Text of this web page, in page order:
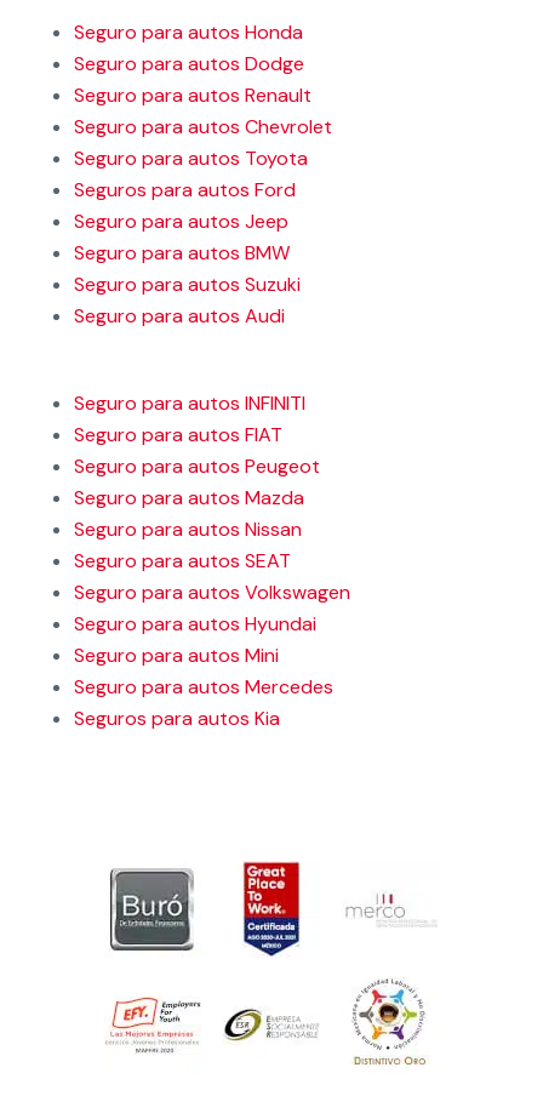
Seguro para autos Honda
Seguro para autos Dodge
Seguro para autos Renault
Seguro para autos Chevrolet
Seguro para autos Toyota
Seguros para autos Ford
Seguro para autos Jeep
Seguro para autos BMW
Seguro para autos Suzuki
Seguro para autos Audi
Seguro para autos INFINITI
Seguro para autos FIAT
Seguro para autos Peugeot
Seguro para autos Mazda
Seguro para autos Nissan
Seguro para autos SEAT
Seguro para autos Volkswagen
Seguro para autos Hyundai
Seguro para autos Mini
Seguro para autos Mercedes
Seguros para autos Kia